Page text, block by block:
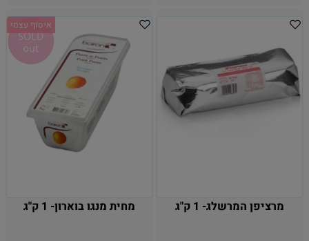
מרציפן המרשלג- 1 ק"ג
איסוף עצמי
מחית מנגו בוארון- 1 ק"ג